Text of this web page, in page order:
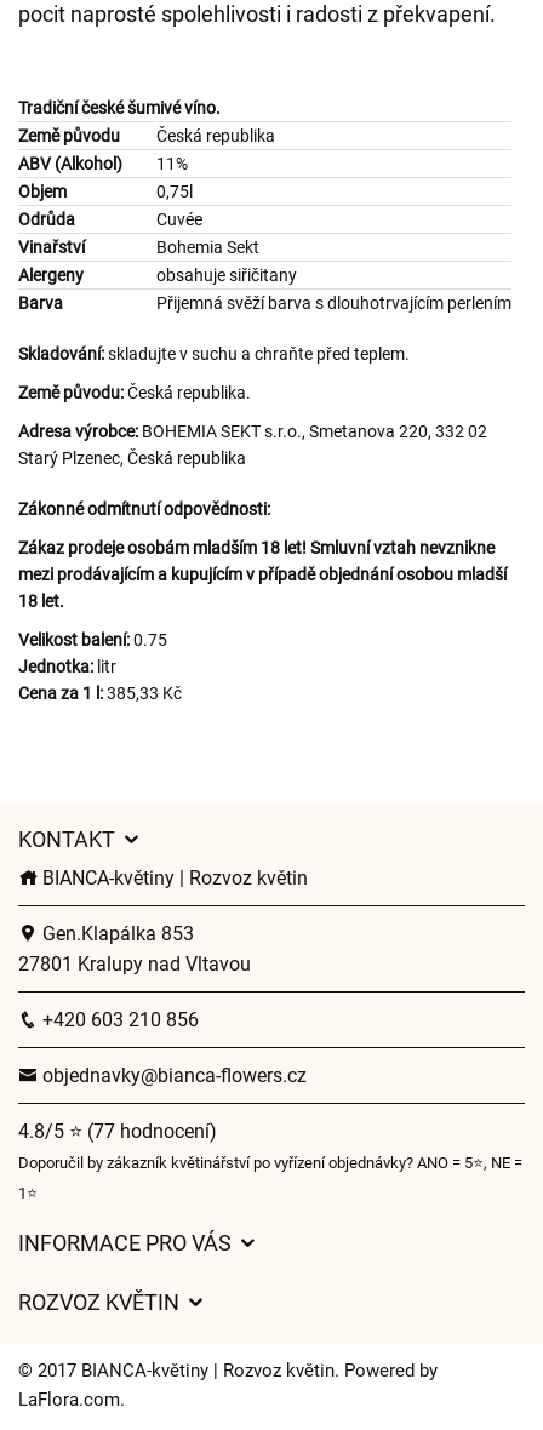
pocit naprosté spolehlivosti i radosti z překvapení.
Tradiční české šumivé víno.
Země původu Česká republika
ABV (Alkohol)
11%
Objem
0,75l
Odrůda
Cuvée
Vinařství
Bohemia Sekt
Alergeny
obsahuje siřičitany
Barva
Přijemná svěží barva s dlouhotrvajícím perlením
Skladování:skladujte v suchu a chraňte před teplem.
Země původu:Česká republika.
Adresa výrobce: BOHEMIA SEKT s.r.o., Smetanova 220, 332 02
Starý Plzenec, Česká republika
Zákonné odmítnutí odpovědnosti:
Zákaz prodeje osobám mladším 18 let! Smluvní vztah nevznikne
mezi prodávajícím a kupujícím v případě objednání osobou mladší
18 let.
Velikost balení:0.75
Jednotka: litr
Cena za 1 l:385,33 Kč
KONTAKT
BIANCA-květiny | Rozvoz květin
Gen.Klapálka 853
27801 Kralupy nad Vltavou
+420 603 210 856
objednavky@bianca-flowers.cz
4.8/5 ⭐ (77 hodnocení)
Doporučil by zákazník květinářství po vyřízení objednávky? ANO = 5⭐, NE =
1⭐
INFORMACE PRO VÁS
Pro firmy
Ochrana osobních údajů
ROZVOZ KVĚTIN
Kam doručujeme květiny
© 2017 BIANCA-květiny | Rozvoz květin. Powered by
LaFlora.com.